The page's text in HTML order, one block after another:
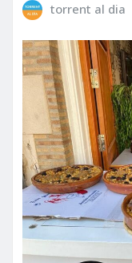
torrent al dia